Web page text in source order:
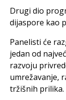
Drugi dio
dijaspore kao
Panelisti će
jedan od
razvoju
umrežavanje,
tržišnih prilika.